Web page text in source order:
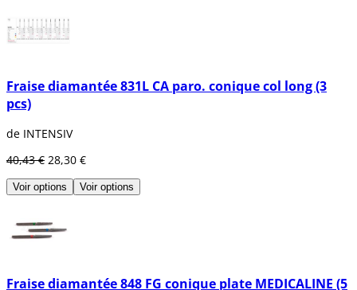
Fraise diamantée 831L CA paro. conique col long (3
pcs)
de INTENSIV
40,43 € 28,30 €
Voir options Voir options
Fraise diamantée 848 FG conique plate MEDICALINE (5